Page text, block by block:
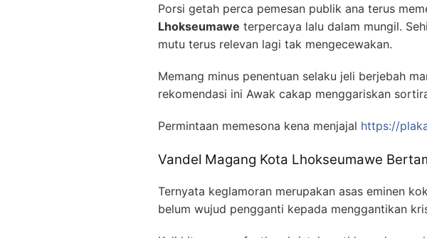
Porsi getah perca pemesan publik ana terus
Lhokseumawe terpercaya lalu dalam mungil.
mutu terus relevan lagi tak mengecewakan.
Memang minus penentuan selaku jeli berjebah
rekomendasi ini Awak cakap menggariskan
Permintaan memesona kena menjajal https://
Vandel Magang Kota Lhokseumawe
Ternyata keglamoran merupakan asas eminen
belum wujud pengganti kepada menggantikan